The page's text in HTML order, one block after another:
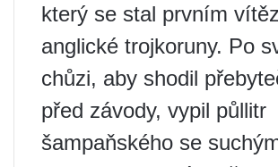
který se stal prvním
anglické trojkoruny. Po
chůzi, aby shodil
před závody, vypil půllitr
šampaňského se